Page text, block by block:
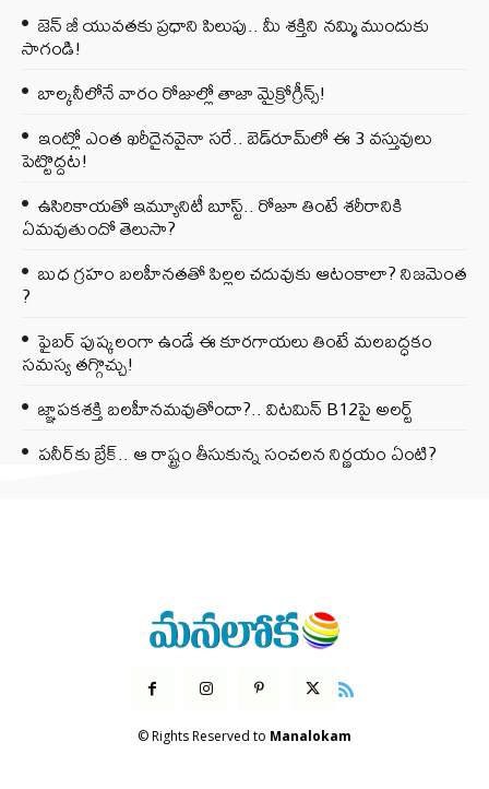
జెన్‌ జీ యువతకు ప్రధాని పిలుపు.. మీ శక్తిని నమ్మి ముందుకు
సాగండి!
బాల్కనీలోనే వారం రోజుల్లో తాజా మైక్రోగ్రీన్స్‌!
ఇంట్లో ఎంత ఖరీదైనవైనా సరే.. బెడ్‌రూమ్‌లో ఈ 3 వస్తువులు
పెట్టొద్దట!
ఉసిరికాయతో ఇమ్యూనిటీ బూస్ట్‌.. రోజూ తింటే శరీరానికి
ఏమవుతుందో తెలుసా?
బుధ గ్రహం బలహీనతతో పిల్లల చదువుకు ఆటంకాలా? నిజమెంత
?
ఫైబర్‌ పుష్కలంగా ఉండే ఈ కూరగాయలు తింటే మలబద్ధకం
సమస్య తగ్గొచ్చు!
జ్ఞాపకశక్తి బలహీనమవుతోందా?.. విటమిన్ B12పై అలర్ట్
పనీర్‌కు బ్రేక్.. ఆ రాష్ట్రం తీసుకున్న సంచలన నిర్ణయం ఏంటి?
© Rights Reserved to Manalokam